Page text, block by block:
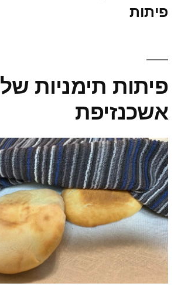
פיתות
פיתות תימניות של
אשכנזיפת